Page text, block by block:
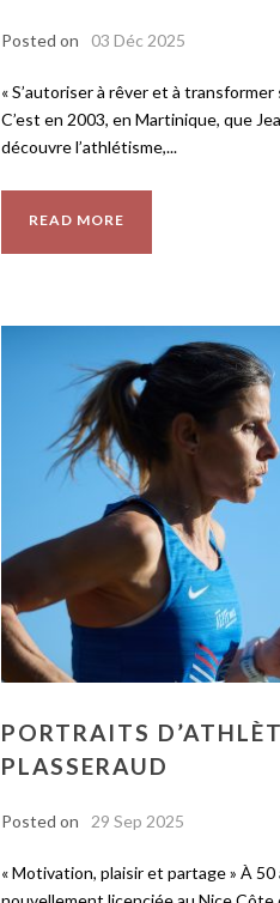
Posted on 03 Déc 2025
« S’autoriser à rêver et à
C’est en 2003, en Martinique, que
découvre l’athlétisme,...
READ MORE
PORTRAITS
PLASSERAUD
Posted on 29 Sep 2025
« Motivation, plaisir et partage » À 50